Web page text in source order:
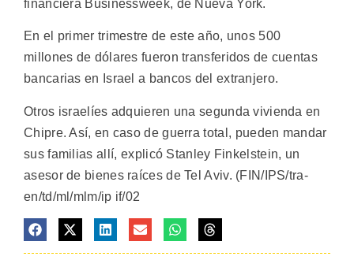
financiera Businessweek, de Nueva York.
En el primer trimestre de este año, unos 500
millones de dólares fueron transferidos de cuentas
bancarias en Israel a bancos del extranjero.
Otros israelíes adquieren una segunda vivienda en
Chipre. Así, en caso de guerra total, pueden mandar
sus familias allí, explicó Stanley Finkelstein, un
asesor de bienes raíces de Tel Aviv. (FIN/IPS/tra-
en/td/ml/mlm/ip if/02